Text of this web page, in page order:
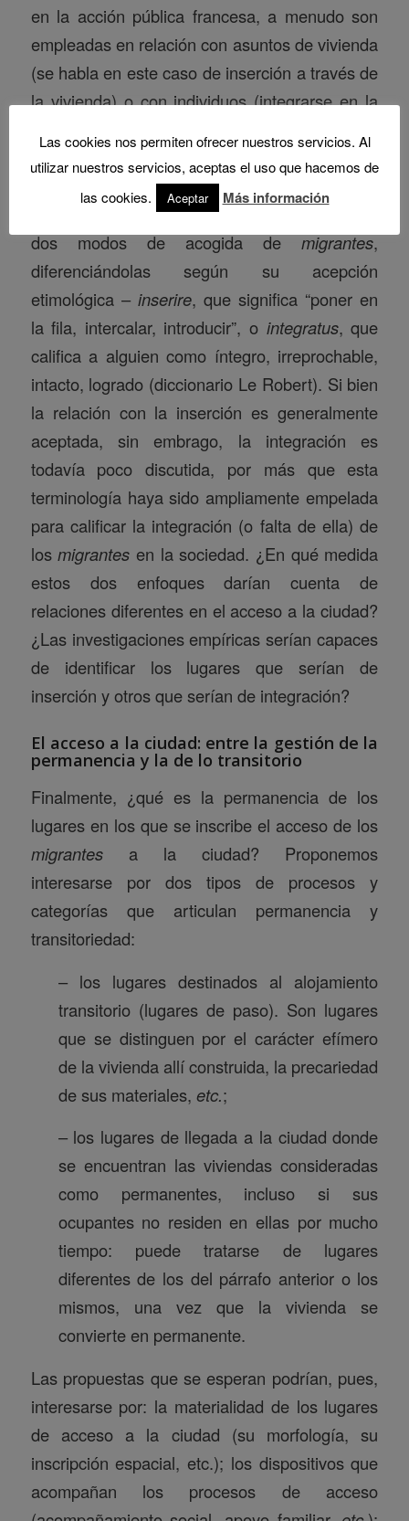
en la acción pública francesa, a menudo son
empleadas en relación con asuntos de vivienda
(se habla en este caso de inserción a través de
la vivienda) o con individuos (integrarse en la
cronológicas cuando describen una trayectoria
individual (la integración seguiría a la
inserción). Proponemos aquí tomarlas como
dos modos de acogida demigrantes,
diferenciándolas según su acepción
etimológica – inserire, que significa “poner en
la fila, intercalar, introducir”, o integratus, que
califica a alguien como íntegro, irreprochable,
intacto, logrado (diccionario Le Robert). Si bien
la relación con la inserción es generalmente
aceptada, sin embrago, la integración es
todavía poco discutida, por más que esta
terminología haya sido ampliamente empelada
para calificar la integración (o falta de ella) de
losmigrantes en la sociedad. ¿En qué medida
estos dos enfoques darían cuenta de
relaciones diferentes en el acceso a la ciudad?
¿Las investigaciones empíricas serían capaces
de identificar los lugares que serían de
inserción y otros que serían de integración?
El acceso a la ciudad: entre la gestión de la
permanencia y la de lo transitorio
Finalmente, ¿qué es la permanencia de los
lugares en los que se inscribe el acceso de los
migrantesa la ciudad? Proponemos
interesarse por dos tipos de procesos y
categorías que articulan permanencia y
transitoriedad:
– los lugares destinados al alojamiento
transitorio (lugares de paso). Son lugares
que se distinguen por el carácter efímero
de la vivienda allí construida, la precariedad
de sus materiales, etc.;
– los lugares de llegada a la ciudad donde
se encuentran las viviendas consideradas
como permanentes, incluso si sus
ocupantes no residen en ellas por mucho
tiempo: puede tratarse de lugares
diferentes de los del párrafo anterior o los
mismos, una vez que la vivienda se
convierte en permanente.
Las propuestas que se esperan podrían, pues,
interesarse por: la materialidad de los lugares
de acceso a la ciudad (su morfología, su
inscripción espacial, etc.); los dispositivos que
acompañan los procesos de acceso
Las cookies nos permiten ofrecer nuestros servicios. Al
utilizar nuestros servicios, aceptas el uso que hacemos de
las cookies.
Aceptar Más información